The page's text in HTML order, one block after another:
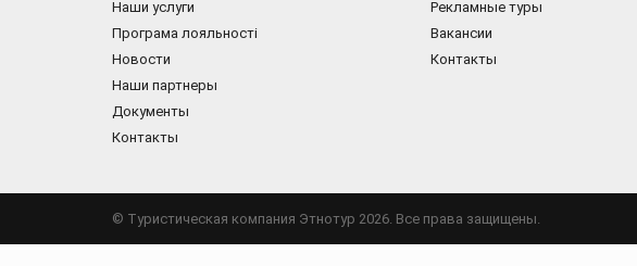
Наши услуги
Програма лояльності
Новости
Наши партнеры
Документы
Контакты
Рекламные туры
Вакансии
Контакты
© Туристическая компания Этнотур 2026. Все права защищены.